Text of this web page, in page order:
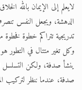
لايعلم إلى الإيمان بالله
الدهشة، ويجعل النفس
تدريجية تتراكم خطوة فخطوة
وكل تغير متتال في التطور
ينشأ صدفة، ولكن التسلسل
صدفة، عندما ننظر لتركيب